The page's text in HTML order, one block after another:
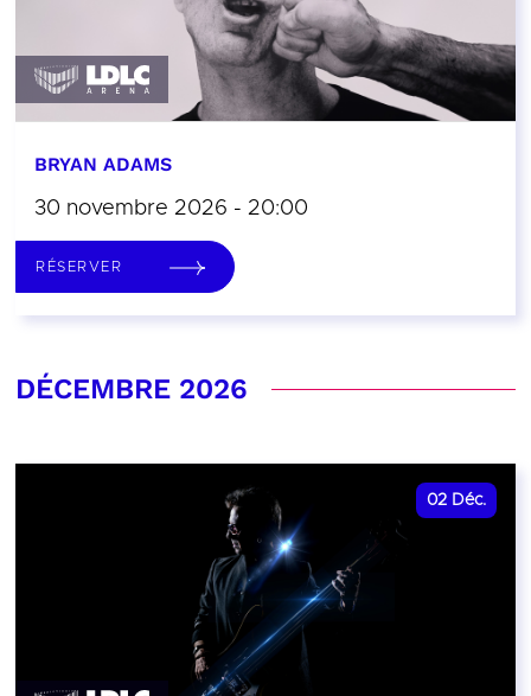
BRYAN ADAMS
30 novembre 2026 - 20:00
RÉSERVER
DÉCEMBRE 2026
02 Déc.